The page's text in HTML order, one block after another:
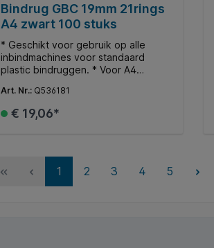
Bindrug GBC 19mm 21rings
A4 zwart 100 stuks
* Geschikt voor gebruik op alle
inbindmachines voor standaard
plastic bindruggen. * Voor A4
165 vellen.
Art. Nr.: Q536181
€ 19,06*
1
2 3 4 5